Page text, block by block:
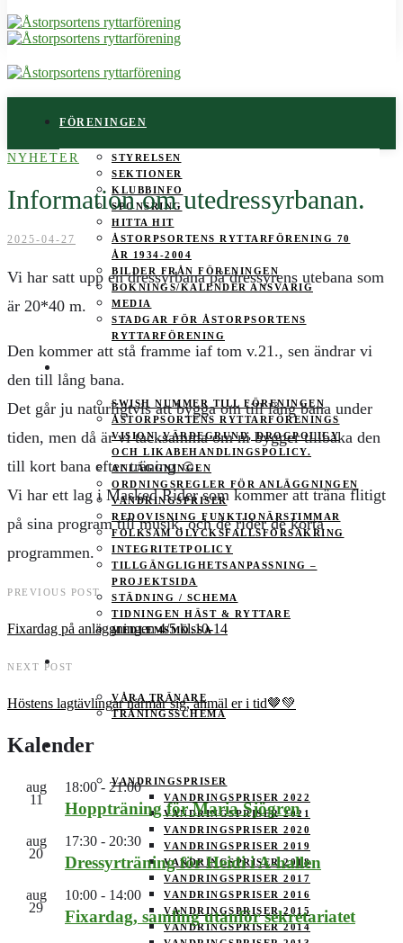
FÖRENINGEN
STYRELSEN
SEKTIONER
KLUBBINFO
SPONSRING
HITTA HIT
ÅSTORPSORTENS RYTTARFÖRENING 70
ÅR 1934-2004
BILDER FRÅN FÖRENINGEN
BOKNINGS/KALENDER ANSVARIG
MEDIA
STADGAR FÖR ÅSTORPSORTENS
RYTTARFÖRENING
SWISH NUMMER TILL FÖRENINGEN
ÅSTORPSORTENS RYTTARFÖRENINGS
VISION, VÄRDEGRUND, DROGPOLICY
OCH LIKABEHANDLINGSPOLICY.
ANLÄGGNINGEN
ORDNINGSREGLER FÖR ANLÄGGNINGEN
VANDRINGSPRISER
REDOVISNING FUNKTIONÄRSTIMMAR
FOLKSAM OLYCKSFALLSFÖRSÄKRING
INTEGRITETPOLICY
TILLGÄNGLIGHETSANPASSNING –
PROJEKTSIDA
STÄDNING / SCHEMA
TIDNINGEN HÄST & RYTTARE
MEDLEMSMÖSSA
TRÄNING
VÅRA TRÄNARE
TRÄNINGSSCHEMA
TÄVLING
VANDRINGSPRISER
VANDRINGSPRISER 2022
VANDRINGSPRISER 2021
VANDRINGSPRISER 2020
VANDRINGSPRISER 2019
VANDRINGSPRISER 2018
VANDRINGSPRISER 2017
VANDRINGSPRISER 2016
VANDRINGSPRISER 2015
VANDRINGSPRISER 2014
NYHETER
Information om utedressyrbanan.
2025-04-27
Vi har satt upp en dressyrbana på dressyrens utebana som
är 20*40 m.
Den kommer att stå framme iaf tom v.21., sen ändrar vi
den till lång bana.
Det går ju naturligtvis att bygga om till lång bana under
tiden, men då är vi tacksamma om ni bygger tillbaka den
till kort bana efter träning ☺️.
Vi har ett lag i Masked Rider som kommer att träna flitigt
på sina program till musik, och de rider de korta
programmen.
PREVIOUS POST
Fixardag på anläggningen 4/5 kl.10-14
NEXT POST
Höstens lagtävlingar närmar sig, anmäl er i tid🤎💚
Kalender
aug
11
18:00- 21:00
Hoppträning för Maria Sjögren
aug
20
17:30 - 20:30
Dressyrträning för Heidi i A-hallen
aug
29
10:00 - 14:00
Fixardag, samling utanför sekretariatet